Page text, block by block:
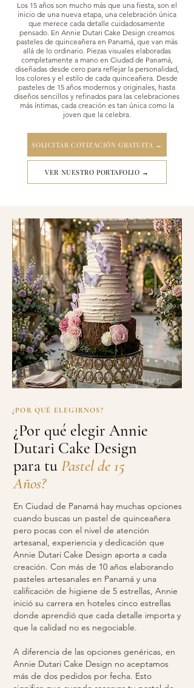
Los 15 años son mucho más que una fiesta, son el
inicio de una nueva etapa, una celebración única
que merece cada detalle cuidadosamente
pensado. En Annie Dutari Cake Design creamos
pasteles de quinceañera en Panamá, que van más
allá de lo ordinario. Piezas visuales elaboradas
completamente a mano en Ciudad de Panamá,
diseñadas desde cero para reflejar la personalidad,
los colores y el estilo de cada quinceañera. Desde
pasteles de 15 años modernos y originales, hasta
diseños sencillos y refinados para las celebraciones
más íntimas, cada creación es tan única como la
joven que la celebra.
SOLICITAR COTIZACIÓN GRATUITA →
VER NUESTRO PORTAFOLIO →
¿POR QUÉ ELEGIRNOS?
¿Por qué elegir Annie
Dutari Cake Design
para tuPastel de 15
Años?
En Ciudad de Panamá hay muchas opciones
cuando buscas un pastel de quinceañera
pero pocas con el nivel de atención
artesanal, experiencia y dedicación que
Annie Dutari Cake Design aporta a cada
creación. Con más de 10 años elaborando
pasteles artesanales en Panamá y una
calificación de higiene de 5 estrellas, Annie
inició su carrera en hoteles cinco estrellas
donde aprendió que cada detalle importa y
que la calidad no es negociable.
A diferencia de las opciones genéricas, en
Annie Dutari Cake Design no aceptamos
más de dos pedidos por fecha. Esto